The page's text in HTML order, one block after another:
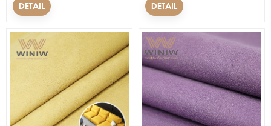
Dekorativ, Stuhl, Möbel, Sofa,
Auto, SchuheMerkmal:
Wasserdicht,
abriebfestDicke: 0,6 mm-2,0
mmFarbe: akzeptieren
anpassenLieferzeit:
innerhalb von 15 - 25
Tagen.Mindestbestellmenge:
500 Meter
DETAIL DETAIL